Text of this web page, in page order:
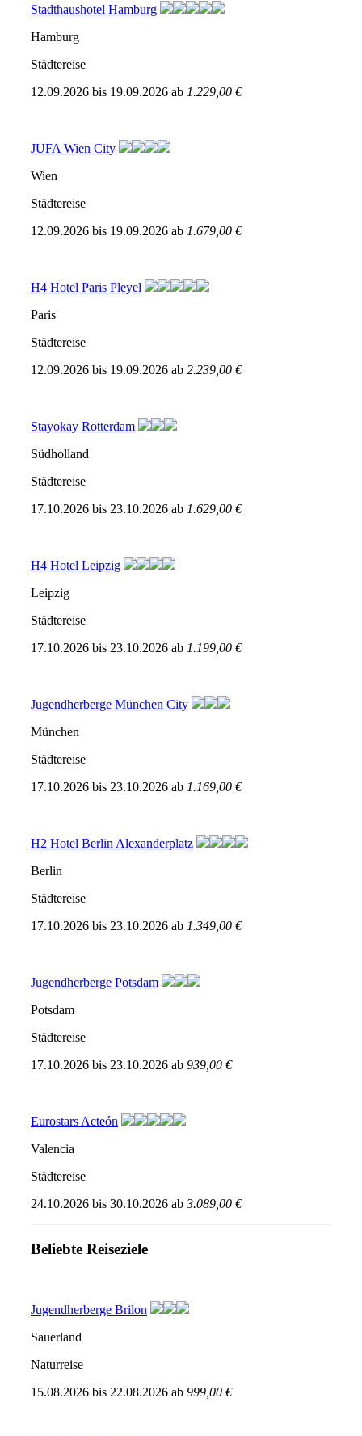
Stadthaushotel Hamburg
Hamburg
Städtereise
12.09.2026 bis 19.09.2026 ab 1.229,00 €
JUFA Wien City
Wien
Städtereise
12.09.2026 bis 19.09.2026 ab 1.679,00 €
H4 Hotel Paris Pleyel
Paris
Städtereise
12.09.2026 bis 19.09.2026 ab 2.239,00 €
Stayokay Rotterdam
Südholland
Städtereise
17.10.2026 bis 23.10.2026 ab 1.629,00 €
H4 Hotel Leipzig
Leipzig
Städtereise
17.10.2026 bis 23.10.2026 ab 1.199,00 €
Jugendherberge München City
München
Städtereise
17.10.2026 bis 23.10.2026 ab 1.169,00 €
H2 Hotel Berlin Alexanderplatz
Berlin
Städtereise
17.10.2026 bis 23.10.2026 ab 1.349,00 €
Jugendherberge Potsdam
Potsdam
Städtereise
17.10.2026 bis 23.10.2026 ab 939,00 €
Eurostars Acteón
Valencia
Städtereise
24.10.2026 bis 30.10.2026 ab 3.089,00 €
Beliebte Reiseziele
Jugendherberge Brilon
Sauerland
Naturreise
15.08.2026 bis 22.08.2026 ab 999,00 €